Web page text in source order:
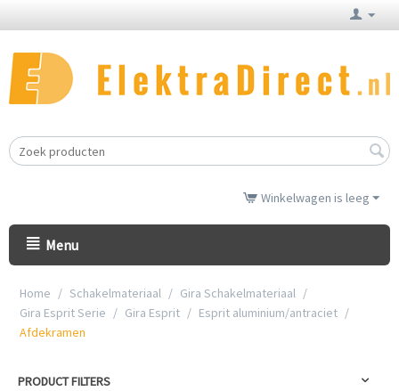
Winkelwagen is leeg
Menu
Home / Schakelmateriaal / Gira Schakelmateriaal /
Gira Esprit Serie / Gira Esprit / Esprit aluminium/antraciet /
Afdekramen
PRODUCT FILTERS